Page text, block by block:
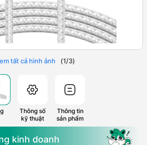
tất cả hình ảnh (1/3)
Thông số
kỹ thuật
Thông tin
sản phẩm
kinh doanh